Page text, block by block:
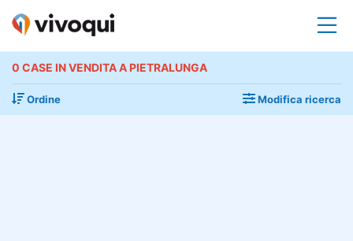
0 CASE IN VENDITA A PIETRALUNGA
Ordine Modifica ricerca